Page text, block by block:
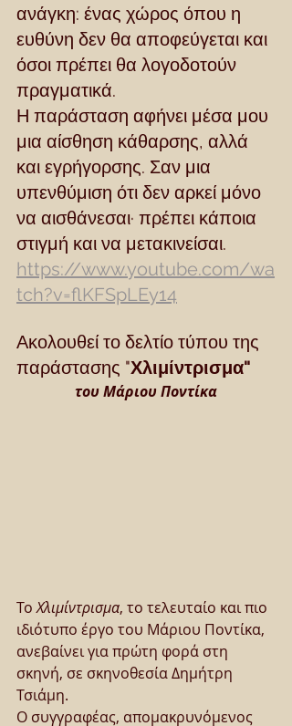
ανάγκη: ένας χώρος όπου η
ευθύνη δεν θα αποφεύγεται και
όσοι πρέπει θα λογοδοτούν
πραγματικά.
Η παράσταση αφήνει μέσα μου
μια αίσθηση κάθαρσης, αλλά
και εγρήγορσης. Σαν μια
υπενθύμιση ότι δεν αρκεί μόνο
να αισθάνεσαι· πρέπει κάποια
στιγμή και να μετακινείσαι.
https://www.youtube.com/wa
tch?v=flKFSpLEy14
Ακολουθεί το δελτίο τύπου της
παράστασης "Χλιμίντρισμα"
του Μάριου Ποντίκα
Το Χλιμίντρισμα, το τελευταίο και πιο
ιδιότυπο έργο του Μάριου Ποντίκα,
ανεβαίνει για πρώτη φορά στη
σκηνή, σε σκηνοθεσία Δημήτρη
Τσιάμη.
Ο συγγραφέας, απομακρυνόμενος